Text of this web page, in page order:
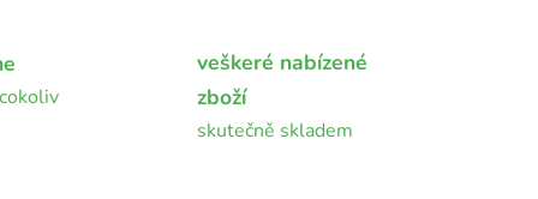
veškeré nabízené
zboží
skutečně skladem